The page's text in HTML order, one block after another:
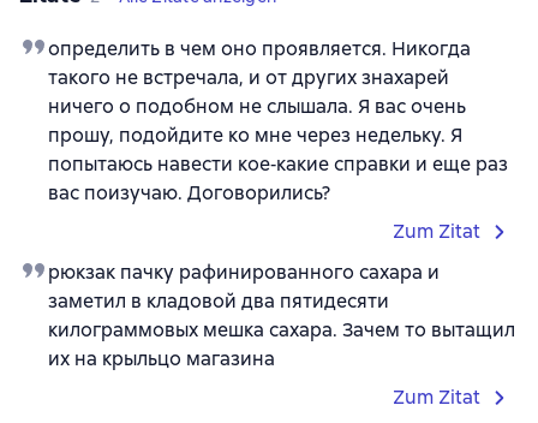
определить в чем оно проявляется. Никогда
такого не встречала, и от других знахарей
ничего о подобном не слышала. Я вас очень
прошу, подойдите ко мне через недельку. Я
попытаюсь навести кое‑какие справки и еще раз
вас поизучаю. Договорились?
Zum Zitat
рюкзак пачку рафинированного сахара и
заметил в кладовой два пятидесяти
килограммовых мешка сахара. Зачем то вытащил
их на крыльцо магазина
Zum Zitat